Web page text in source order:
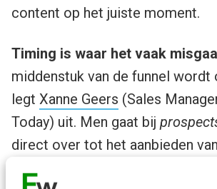
content op het juiste moment.
Timing is waar het vaak
middenstuk van de funnel wordt
legt Xanne Geers (Sales
Today) uit. Men gaat bij
direct over tot het aanbieden